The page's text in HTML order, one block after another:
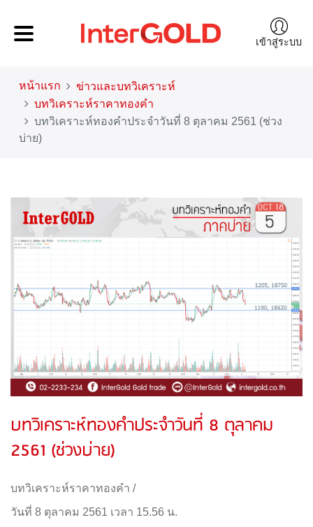
เข้าสู่ระบบ
หน้าแรก
ข่าวและบทวิเคราะห์
บทวิเคราะห์ราคาทองคำ
บทวิเคราะห์ทองคำประจำวันที่ 8 ตุลาคม 2561 (ช่วง
บ่าย)
บทวิเคราะห์ทองคำประจำวันที่ 8 ตุลาคม
2561 (ช่วงบ่าย)
บทวิเคราะห์ราคาทองคำ /
วันที่ 8 ตุลาคม 2561 เวลา 15.56 น.